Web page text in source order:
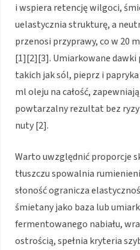
i wspiera retencję wilgoci,
uelastycznia strukturę, a
przenosi przyprawy, co w 20
[1][2][3]. Umiarkowane
takich jak sól, pieprz i papryka
ml oleju na całość,
powtarzalny rezultat bez
nuty [2].
Warto uwzględnić proporcje
tłuszczu spowalnia
słoność ogranicza
śmietany jako baza lub
fermentowanego nabiału,
ostrością, spełnia kryteria